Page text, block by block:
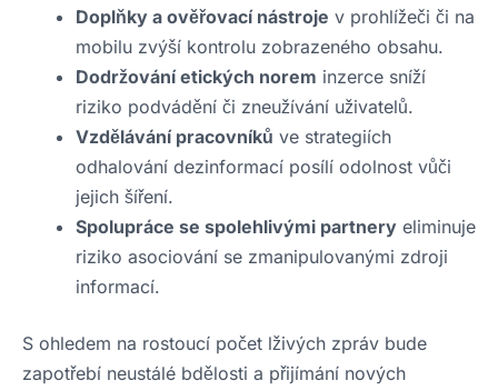
Doplňky a ověřovací nástroje v prohlížeči či na
mobilu zvýší kontrolu zobrazeného obsahu.
Dodržování etických norem inzerce sníží
riziko podvádění či zneužívání uživatelů.
Vzdělávání pracovníků ve strategiích
odhalování dezinformací posílí odolnost vůči
jejich šíření.
Spolupráce se spolehlivými partnery eliminuje
riziko asociování se zmanipulovanými zdroji
informací.
S ohledem na rostoucí počet lživých zpráv bude
zapotřebí neustálé bdělosti a přijímání nových